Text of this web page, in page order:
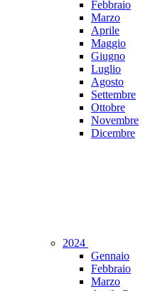
Febbraio
Marzo
Aprile
Maggio
Giugno
Luglio
Agosto
Settembre
Ottobre
Novembre
Dicembre
2024
Gennaio
Febbraio
Marzo